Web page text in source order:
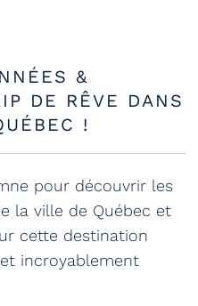
&
DE RÊVE DANS
!
pour découvrir les
la ville de Québec et
cette destination
incroyablement